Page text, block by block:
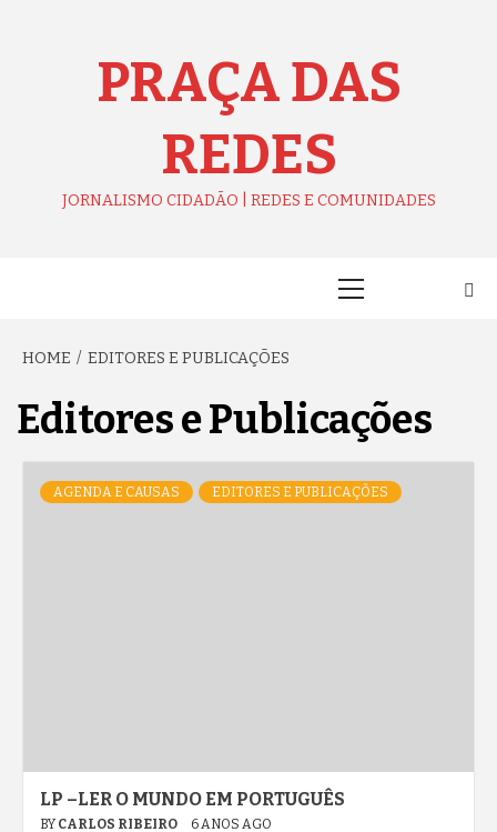
PRAÇA DAS
REDES
JORNALISMO CIDADÃO | REDES E COMUNIDADES
HOME EDITORES E PUBLICAÇÕES
Editores e Publicações
AGENDA E CAUSAS EDITORES E PUBLICAÇÕES
LP –LER O MUNDO EM PORTUGUÊS
BY CARLOS RIBEIRO 6 ANOS AGO